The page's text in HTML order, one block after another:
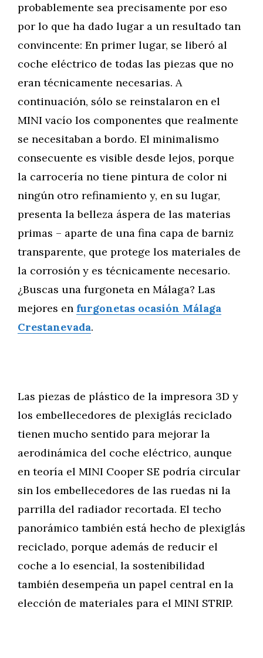
probablemente sea precisamente por eso
por lo que ha dado lugar a un resultado tan
convincente: En primer lugar, se liberó al
coche eléctrico de todas las piezas que no
eran técnicamente necesarias. A
continuación, sólo se reinstalaron en el
MINI vacío los componentes que realmente
se necesitaban a bordo. El minimalismo
consecuente es visible desde lejos, porque
la carrocería no tiene pintura de color ni
ningún otro refinamiento y, en su lugar,
presenta la belleza áspera de las materias
primas – aparte de una fina capa de barniz
transparente, que protege los materiales de
la corrosión y es técnicamente necesario.
¿Buscas una furgoneta en Málaga? Las
mejores en furgonetas ocasión Málaga
Crestanevada.
Las piezas de plástico de la impresora 3D y
los embellecedores de plexiglás reciclado
tienen mucho sentido para mejorar la
aerodinámica del coche eléctrico, aunque
en teoría el MINI Cooper SE podría circular
sin los embellecedores de las ruedas ni la
parrilla del radiador recortada. El techo
panorámico también está hecho de plexiglás
reciclado, porque además de reducir el
coche a lo esencial, la sostenibilidad
también desempeña un papel central en la
elección de materiales para el MINI STRIP.